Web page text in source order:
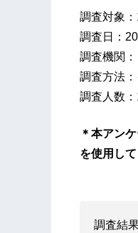
調査対象
調査日：
調査機関
調査方法
調査人数：
＊本アン
を使用して
調査結